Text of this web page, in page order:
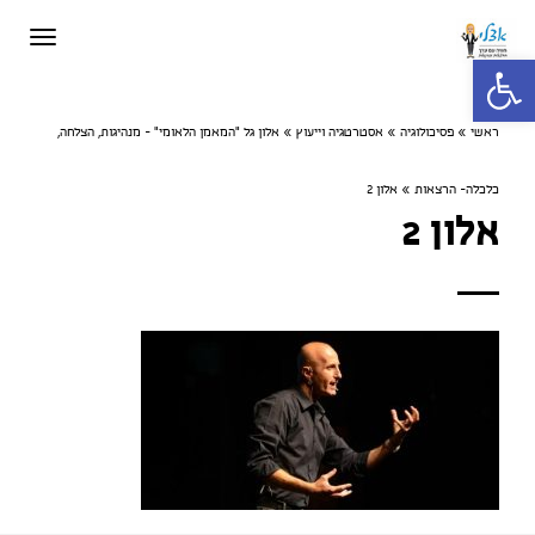
פתח סרגל נגישות
ראשי » פסיכולוגיה » אסטרטגיה וייעוץ » אלון גל "המאמן הלאומי" - מנהיגות, הצלחה,
כלכלה- הרצאות » אלון 2
אלון 2